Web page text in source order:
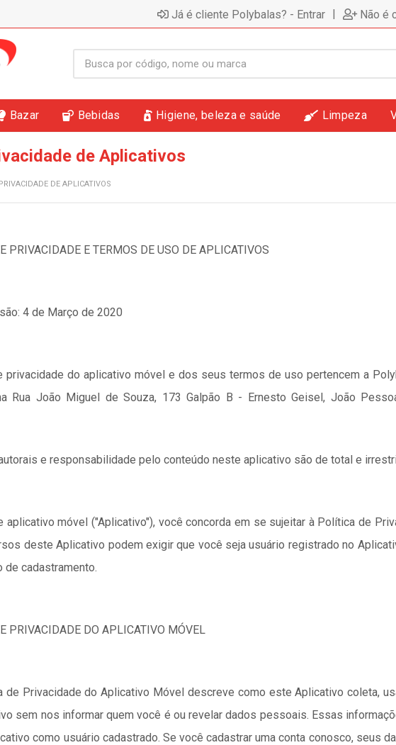
Já é cliente Polybalas? - Entrar | Não é
Bazar Bebidas Higiene, beleza e saúde Limpeza
de Aplicativos
DE APLICATIVOS
PRIVACIDADE E TERMOS DE USO DE APLICATIVOS
4 de Março de 2020
privacidade do aplicativo móvel e dos seus termos de uso pertencem a
Rua João Miguel de Souza, 173 Galpão B - Ernesto Geisel, João
e responsabilidade pelo conteúdo neste aplicativo são de total e
aplicativo móvel ("Aplicativo"), você concorda em se sujeitar à Política de
deste Aplicativo podem exigir que você seja usuário registrado no
de cadastramento.
PRIVACIDADE DO APLICATIVO MÓVEL
de Privacidade do Aplicativo Móvel descreve como este Aplicativo coleta,
sem nos informar quem você é ou revelar dados pessoais. Essas
como usuário cadastrado. Se você cadastrar uma conta conosco, seus